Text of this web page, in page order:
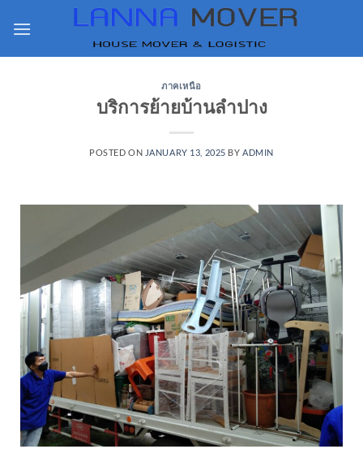
ภาคเหนือ
บริการย้ายบ้านลำปาง
POSTED ON JANUARY 13, 2025 BY ADMIN